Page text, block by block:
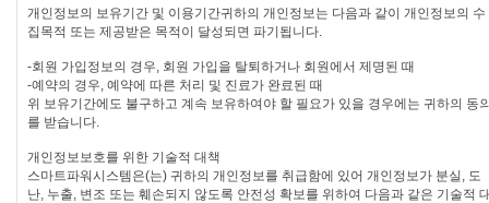
개인정보의 보유기간 및 이용기간귀하의 개인정보는 다음과 같이 개인정보의 수
집목적 또는 제공받은 목적이 달성되면 파기됩니다.
-회원 가입정보의 경우, 회원 가입을 탈퇴하거나 회원에서 제명된 때
-예약의 경우, 예약에 따른 처리 및 진료가 완료된 때
위 보유기간에도 불구하고 계속 보유하여야 할 필요가 있을 경우에는 귀하의 동
를 받습니다.
개인정보보호를 위한 기술적 대책
스마트파워시스템은(는) 귀하의 개인정보를 취급함에 있어 개인정보가 분실, 도
난, 누출, 변조 또는 훼손되지 않도록 안전성 확보를 위하여 다음과 같은 기술적